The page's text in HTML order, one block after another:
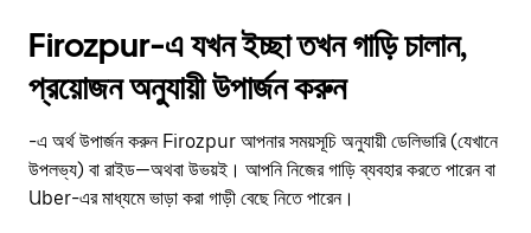
Firozpur-এ যখন ইচ্ছা তখন গাড়ি চালান,
প্রয়োজন অনুযায়ী উপার্জন করুন
-এ অর্থ উপার্জন করুন Firozpur আপনার সময়সূচি অনুযায়ী ডেলিভারি (যেখানে
উপলভ্য) বা রাইড—অথবা উভয়ই। আপনি নিজের গাড়ি ব্যবহার করতে পারেন বা
Uber-এর মাধ্যমে ভাড়া করা গাড়ী বেছে নিতে পারেন।